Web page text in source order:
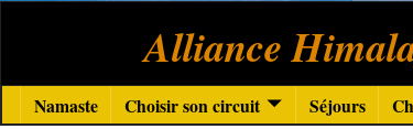
Alliance
Namaste Choisir son circuit Séjours